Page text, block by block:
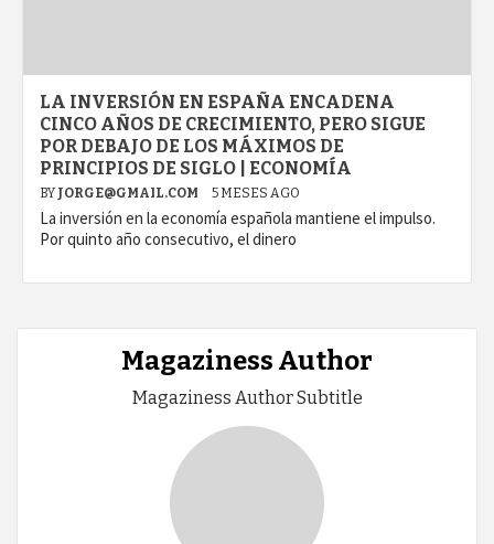
LA INVERSIÓN EN ESPAÑA ENCADENA
CINCO AÑOS DE CRECIMIENTO, PERO SIGUE
POR DEBAJO DE LOS MÁXIMOS DE
PRINCIPIOS DE SIGLO | ECONOMÍA
BY JORGE@GMAIL.COM 5 MESES AGO
La inversión en la economía española mantiene el impulso.
Por quinto año consecutivo, el dinero
Magaziness Author
Magaziness Author Subtitle